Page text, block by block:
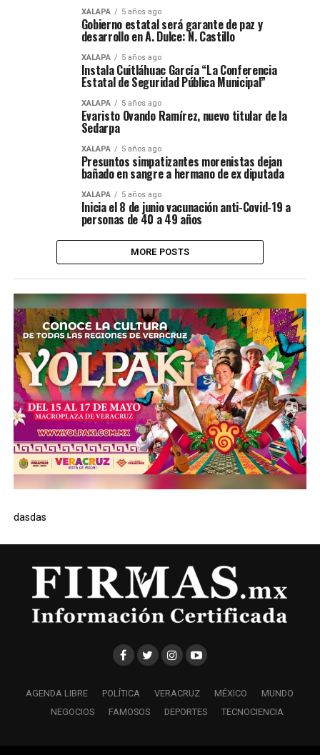
XALAPA 5 años ago
Gobierno estatal será garante de paz y
desarrollo en A. Dulce: N. Castillo
XALAPA 5 años ago
Instala Cuitláhuac García “La Conferencia
Estatal de Seguridad Pública Municipal”
XALAPA 5 años ago
Evaristo Ovando Ramírez, nuevo titular de la
Sedarpa
XALAPA 5 años ago
Presuntos simpatizantes morenistas dejan
bañado en sangre a hermano de ex diputada
XALAPA 5 años ago
Inicia el 8 de junio vacunación anti-Covid-19 a
personas de 40 a 49 años
MORE POSTS
dasdas
AGENDA LIBRE POLÍTICA VERACRUZ MÉXICO
MUNDO
NEGOCIOS
FAMOSOS DEPORTES TECNOCIENCIA